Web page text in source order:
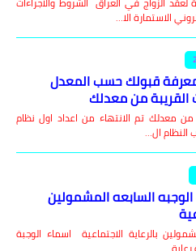
الاستمارة الا…
قبولك حسب المعدل
القريبة من معدلك
من معدلك تم الانتهاء من اعداد اول نظام
السابعه المشمولين
بالرعاية الاجتماعية اسماء الوجبة